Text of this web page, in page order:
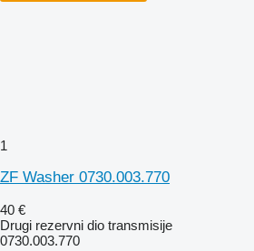
1
ZF Washer 0730.003.770
40 €
Drugi rezervni dio transmisije
0730.003.770